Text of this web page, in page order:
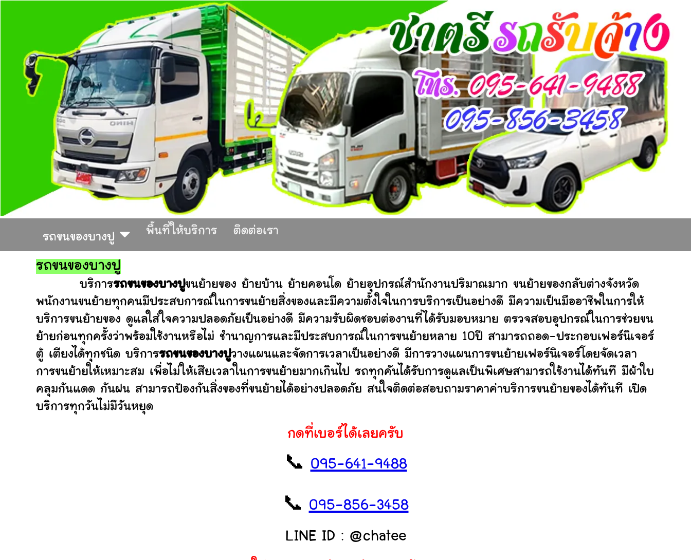
รถขนของบางปู
พื้นที่ให้บริการ ติดต่อเรา
รถขนของบางปู
บริการรถขนของบางปูขนย้ายของ ย้ายบ้าน ย้ายคอนโด ย้ายอุปกรณ์สำนักงานปริมาณมาก ขนย้ายของกลับต่างจังหวัด
พนักงานขนย้ายทุกคนมีประสบการณ์ในการขนย้ายสิ่งของและมีความตั้งใจในการบริการเป็นอย่างดี มีความเป็นมืออาชีพในการให้
บริการขนย้ายของ ดูแลใส่ใจความปลอดภัยเป็นอย่างดี มีความรับผิดชอบต่องานที่ได้รับมอบหมาย ตรวจสอบอุปกรณ์ในการช่วยขน
ย้ายก่อนทุกครั้งว่าพร้อมใช้งานหรือไม่ ชำนาญการและมีประสบการณ์ในการขนย้ายหลาย 10ปี สามารถถอด-ประกอบเฟอร์นิเจอร์
ตู้ เตียงได้ทุกชนิด บริการรถขนของบางปูวางแผนและจัดการเวลาเป็นอย่างดี มีการวางแผนการขนย้ายเฟอร์นิเจอร์โดยจัดเวลา
การขนย้ายให้เหมาะสม เพื่อไม่ให้เสียเวลาในการขนย้ายมากเกินไป รถทุกคันได้รับการดูแลเป็นพิเศษสามารถใช้งานได้ทันที มีผ้าใบ
คลุมกันแดด กันฝน สามารถป้องกันสิ่งของที่ขนย้ายได้อย่างปลอดภัย สนใจติดต่อสอบถามราคาค่าบริการขนย้ายของได้ทันที เปิด
บริการทุกวันไม่มีวันหยุด
กดที่เบอร์ได้เลยครับ
📞 095-641-9488
📞 095-856-3458
LINE ID : @chatee